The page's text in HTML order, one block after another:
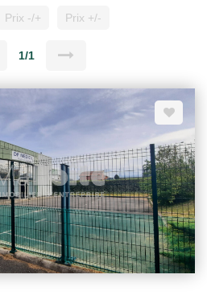
Prix -/+ Prix +/-
1/1